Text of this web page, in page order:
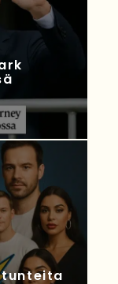
tunteita